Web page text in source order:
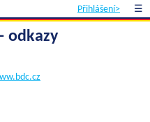
Přihlášení> ☰
odkazy